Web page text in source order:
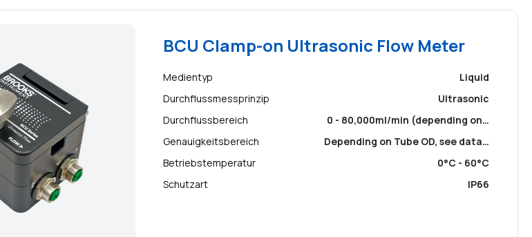
BCU Clamp-on Ultrasonic Flow Meter
Medientyp
Liquid
Durchflussmessprinzip
Ultrasonic
Durchflussbereich
0 - 80,000ml/min (depending on…
Genauigkeitsbereich
Depending on Tube OD, see data…
Betriebstemperatur
0°C - 60°C
Schutzart
IP66